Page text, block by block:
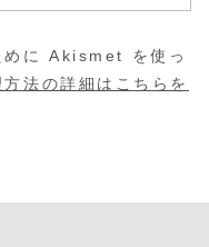
めに Akismet を使っ
法の詳細はこちらを